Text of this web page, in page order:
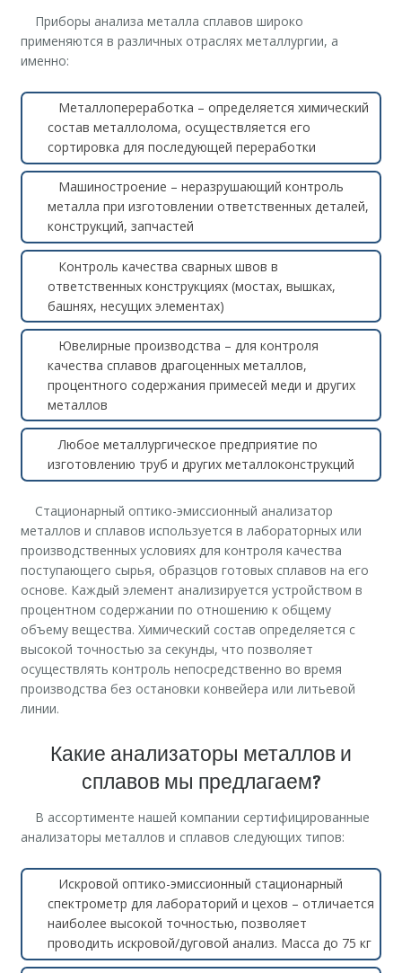
Приборы анализа металла сплавов широко
применяются в различных отраслях металлургии, а
именно:
Металлопереработка – определяется химический
состав металлолома, осуществляется его
сортировка для последующей переработки
Машиностроение – неразрушающий контроль
металла при изготовлении ответственных деталей,
конструкций, запчастей
Контроль качества сварных швов в
ответственных конструкциях (мостах, вышках,
башнях, несущих элементах)
Ювелирные производства – для контроля
качества сплавов драгоценных металлов,
процентного содержания примесей меди и других
металлов
Любое металлургическое предприятие по
изготовлению труб и других металлоконструкций
Стационарный оптико-эмиссионный анализатор
металлов и сплавов используется в лабораторных или
производственных условиях для контроля качества
поступающего сырья, образцов готовых сплавов на его
основе. Каждый элемент анализируется устройством в
процентном содержании по отношению к общему
объему вещества. Химический состав определяется с
высокой точностью за секунды, что позволяет
осуществлять контроль непосредственно во время
производства без остановки конвейера или литьевой
линии.
Какие анализаторы металлов и
сплавов мы предлагаем?
В ассортименте нашей компании сертифицированные
анализаторы металлов и сплавов следующих типов:
Искровой оптико-эмиссионный стационарный
спектрометр для лабораторий и цехов – отличается
наиболее высокой точностью, позволяет
проводить искровой/дуговой анализ. Масса до 75 кг